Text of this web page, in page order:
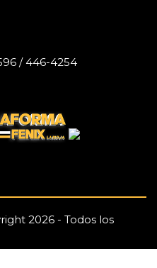
/ 446-4254
2026 - Todos los